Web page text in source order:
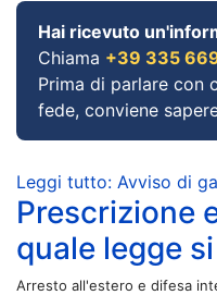
Hai ricevuto
Chiama +39 335
Prima di parlare con
fede, conviene
Leggi tutto: Avviso di
Prescrizione
quale legge
Arresto all'estero e difesa